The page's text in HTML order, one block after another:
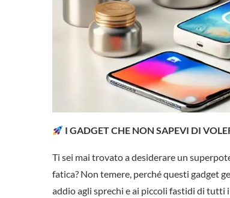
I GADGET CHE NON SAPEVI DI
Ti sei mai trovato a desiderare un
fatica? Non temere, perché questi gadget
addio agli sprechi e ai piccoli fastidi di tutti